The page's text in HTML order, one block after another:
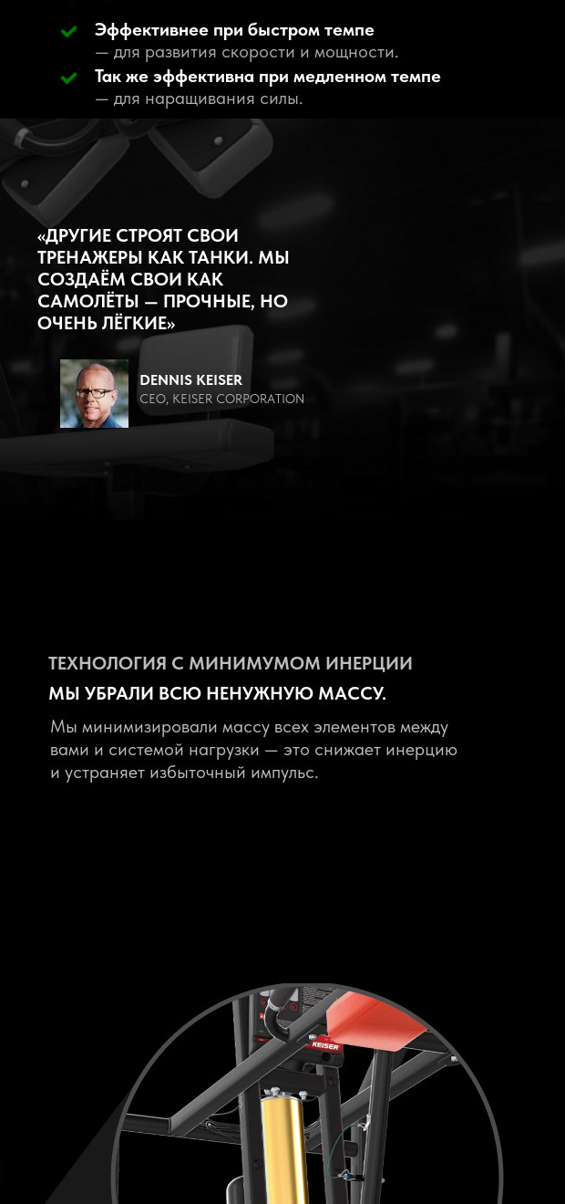
Эффективнее при быстром темпе
— для развития скорости и мощности.
Так же эффективна при медленном темпе
— для наращивания силы.
«ДРУГИЕ СТРОЯТ СВОИ
ТРЕНАЖЕРЫ КАК ТАНКИ. МЫ
СОЗДАЁМ СВОИ КАК
САМОЛЁТЫ — ПРОЧНЫЕ, НО
ОЧЕНЬ ЛЁГКИЕ»
DENNIS KEISER
CEO, KEISER CORPORATION
ТЕХНОЛОГИЯ С МИНИМУМОМ ИНЕРЦИИ
МЫ УБРАЛИ ВСЮ НЕНУЖНУЮ МАССУ.
Мы минимизировали массу всех элементов между
вами и системой нагрузки — это снижает инерцию
и устраняет избыточный импульс.